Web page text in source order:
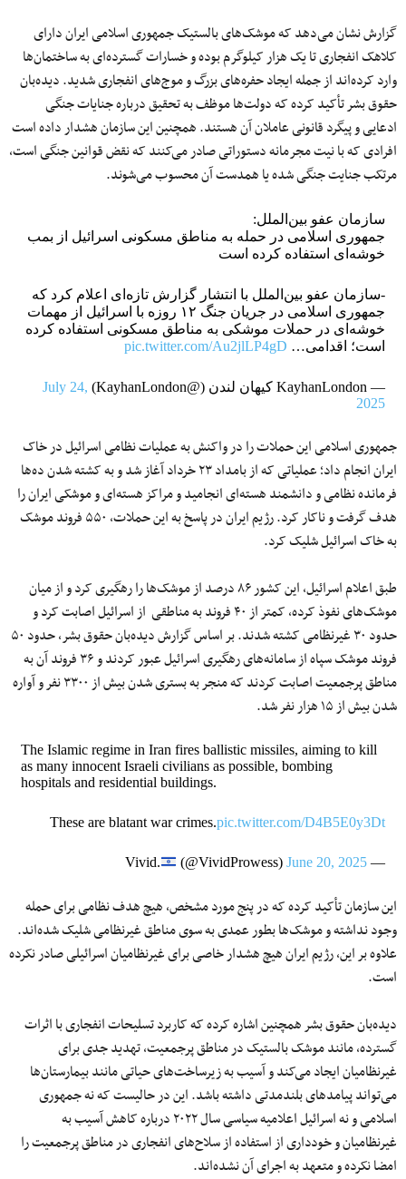
گزارش نشان می‌دهد که موشک‌های بالستیک جمهوری اسلامی ایران دارای
کلاهک انفجاری تا یک هزار کیلوگرم بوده و خسارات گسترده‌ای به ساختمان‌ها
وارد کرده‌اند از جمله ایجاد حفره‌های بزرگ و موج‌های انفجاری شدید. دیده‌بان
حقوق بشر تأکید کرده که دولت‌ها موظف به تحقیق درباره جنایات جنگی
ادعایی و پیگرد قانونی عاملان آن هستند. همچنین این سازمان هشدار داده است
افرادی که با نیت مجرمانه دستوراتی صادر می‌کنند که نقض قوانین جنگی است،
مرتکب جنایت جنگی شده یا همدست آن محسوب می‌شوند.
سازمان عفو بین‌الملل:
جمهوری اسلامی در حمله به مناطق مسکونی اسرائیل از بمب
خوشه‌ای استفاده کرده است
-سازمان عفو بین‌الملل با انتشار گزارش تازه‌ای اعلام کرد که
جمهوری اسلامی در جریان جنگ ۱۲ روزه با اسرائیل از مهمات
خوشه‌ای در حملات موشکی به مناطق مسکونی استفاده کرده‌
است؛ اقدامی… pic.twitter.com/Au2jlLP4gD
— KayhanLondon کیهان لندن (@KayhanLondon)
July 24,
2025
جمهوری اسلامی این حملات را در واکنش به عملیات نظامی اسرائیل در خاک
ایران انجام داد؛ عملیاتی که از بامداد ۲۳ خرداد آغاز شد و به کشته شدن ده‌ها
فرمانده نظامی و دانشمند هسته‌ای انجامید و مراکز هسته‌ای و موشکی ایران را
هدف گرفت و ناکار کرد. رژیم ایران در پاسخ به این حملات، ۵۵۰ فروند موشک
به خاک اسرائیل شلیک کرد.
طبق اعلام اسرائیل، این کشور ۸۶ درصد از موشک‌ها را رهگیری کرد و از میان
موشک‌های نفوذ کرده، کمتر از ۴۰ فروند به مناطقی از اسرائیل اصابت کرد و
حدود ۳۰ غیرنظامی کشته شدند. بر اساس گزارش دیده‌بان حقوق بشر، حدود ۵۰
فروند موشک سپاه از سامانه‌های رهگیری اسرائیل عبور کردند و ۳۶ فروند آن به
مناطق پرجمعیت اصابت کردند که منجر به بستری شدن بیش از ۳۳۰۰ نفر و آواره
شدن بیش از ۱۵ هزار نفر شد.
The Islamic regime in Iran fires ballistic missiles, aiming to kill
as many innocent Israeli civilians as possible, bombing
hospitals and residential buildings.
These are blatant war crimes.pic.twitter.com/D4B5E0y3Dt
— Vivid.
(@VividProwess)June 20, 2025
این سازمان تأکید کرده که در پنج مورد مشخص، هیچ هدف نظامی برای حمله
وجود نداشته و موشک‌ها بطور عمدی به سوی مناطق غیرنظامی شلیک شده‌اند.
علاوه بر این، رژیم ایران هیچ هشدار خاصی برای غیرنظامیان اسرائیلی صادر نکرده
است.
دیده‌بان حقوق بشر همچنین اشاره کرده که کاربرد تسلیحات انفجاری با اثرات
گسترده، مانند موشک بالستیک در مناطق پرجمعیت، تهدید جدی برای
غیرنظامیان ایجاد می‌کند و آسیب به زیرساخت‌های حیاتی مانند بیمارستان‌ها
می‌تواند پیامدهای بلندمدتی داشته باشد. این در حالیست که نه جمهوری
اسلامی و نه اسرائیل اعلامیه سیاسی سال ۲۰۲۲ درباره کاهش آسیب به
غیرنظامیان و خودداری از استفاده از سلاح‌های انفجاری در مناطق پرجمعیت را
امضا نکرده و متعهد به اجرای آن نشده‌اند.